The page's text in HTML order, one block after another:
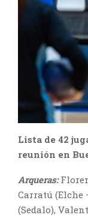
Lista de 42
reunión en
Arqueras:
Carratú (Elche
(Sedalo),